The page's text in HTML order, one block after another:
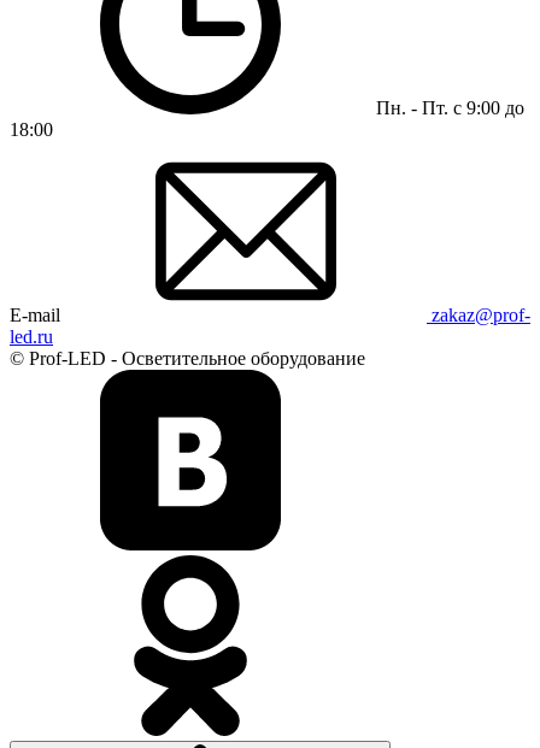
Пн. - Пт. с 9:00 до
18:00
E-mail
zakaz@prof-
led.ru
© Prof-LED - Осветительное оборудование